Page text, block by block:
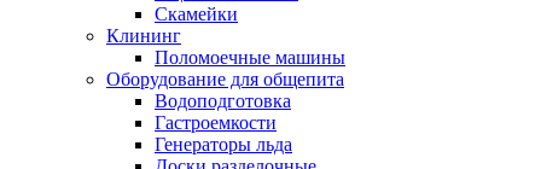
Скамейки
Клининг
Поломоечные машины
Оборудование для общепита
Водоподготовка
Гастроемкости
Генераторы льда